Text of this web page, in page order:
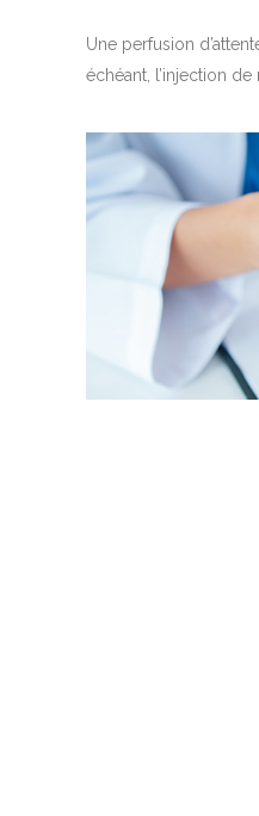
Une perfusion
échéant, l’injection